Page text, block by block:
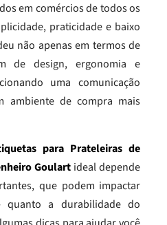
em comércios de todos os
praticidade e baixo
não apenas em termos de
de design, ergonomia e
uma comunicação
ambiente de compra mais
para Prateleiras de
Goulart ideal depende
que podem impactar
quanto a durabilidade do